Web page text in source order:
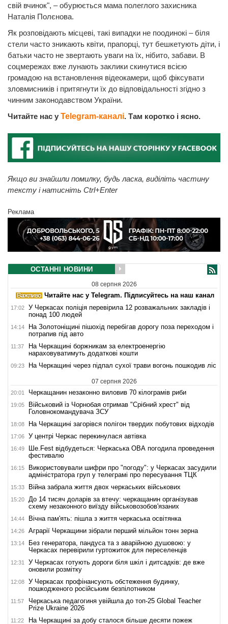
свій вчинок", – обурюється мама полеглого захисника
Наталія Полєнова.
Як розповідають місцеві, такі випадки не поодинокі – біля
стели часто зникають квіти, прапорці, тут бешкетують діти, і
батьки часто не звертають уваги на їх, нібито, забави. В
соцмережах вже лунають заклики скинутися всією
громадою на встановлення відеокамери, щоб фіксувати
зловмисників і притягнути їх до відповідальності згідно з
чинним законодавством України.
Читайте нас у Telegram-каналі. Там коротко і ясно.
Якщо ви знайшли помилку, будь ласка, виділіть частину
тексту і натисніть Ctrl+Enter
Реклама
ОСТАННІ НОВИНИ
08 серпня 2026
Читайте нас у Telegram. Підписуйтесь на наш канал
17:02
У Черкасах поліція перевірила 12 розважальних закладів і
понад 100 людей
14:14
На Золотоніщині пішохід перебігав дорогу поза переходом і
потрапив під авто
11:37
На Черкащині боржникам за електроенергію
нараховуватимуть додаткові кошти
09:23 На Черкащині через підпал сухої трави вогонь пошкодив ліс
07 серпня 2026
20:01 Черкащанин незаконно виловив 70 кілограмів риби
19:05
Військовий із Чорнобая отримав "Срібний хрест" від
Головнокомандувача ЗСУ
18:08 На Черкащині загорівся полігон твердих побутових відходів
17:06 У центрі Черкас перекинулася автівка
16:49
Ше.Fest відбудеться: Черкаська ОВА погодила проведення
фестивалю
16:15
Використовували шифри про "погоду": у Черкасах засудили
адміністратора груп у телеграмі про пересування ТЦК
15:33 Війна забрала життя двох черкаських військових
15:20
До 14 тисяч доларів за втечу: черкащанин організував
схему незаконного виїзду військовозобов'язаних
14:44 Вічна пам'ять: пішла з життя черкаська освітянка
14:26 Аграрії Черкащини зібрали перший мільйон тонн зерна
13:14
Без генератора, пандуса та з аварійною душовою: у
Черкасах перевірили гуртожиток для переселенців
12:31
У Черкасах готують дороги біля шкіл і дитсадків: де вже
оновили розмітку
12:08
У Черкасах профінансують обстеження будинку,
пошкодженого російським безпілотником
11:57
Черкаська педагогиня увійшла до топ-25 Global Teacher
Prize Ukraine 2026
11:22 На Черкащині за добу сталося більше десяти пожеж